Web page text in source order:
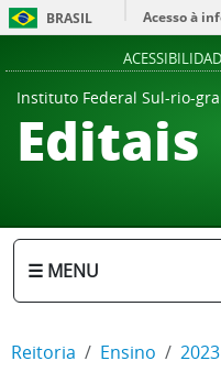
BRASIL
Acesso à
Instituto Federal Sul-rio-
Editais
☰ MENU
Reitoria Ensino 2023